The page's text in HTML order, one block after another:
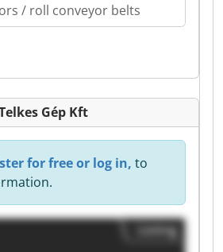
/ roll conveyor belts
Gép Kft
for free or log in, to
Listing